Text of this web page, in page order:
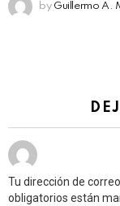
by Guillermo A.
Tu dirección de
obligatorios están